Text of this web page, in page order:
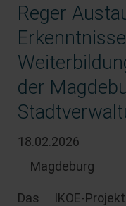
Reger
der
18.02.2026
Magdeburg
Das IKOE-